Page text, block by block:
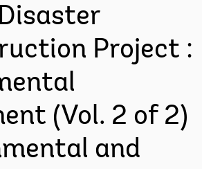
Project :
(Vol. 2 of 2)
and